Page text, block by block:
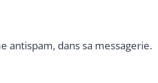
antispam, dans sa messagerie.